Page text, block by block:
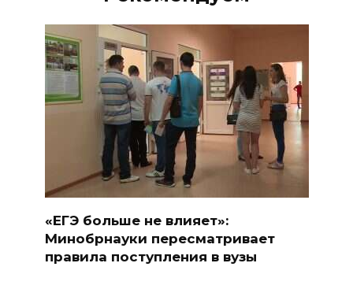
«ЕГЭ больше не влияет»:
Минобрнауки пересматривает
правила поступления в вузы